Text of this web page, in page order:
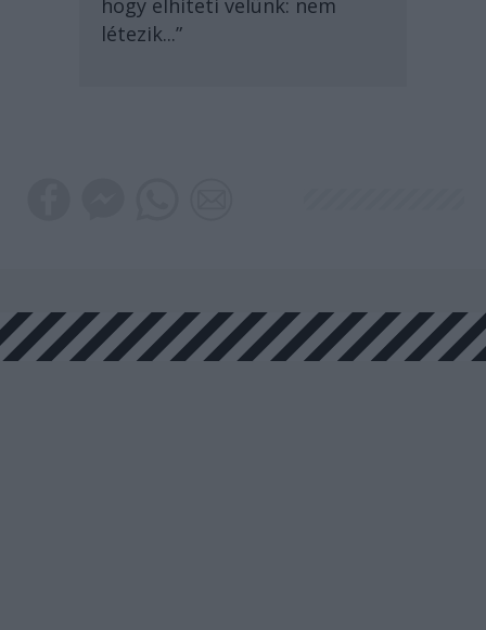
hogy elhiteti velünk: nem
létezik...”